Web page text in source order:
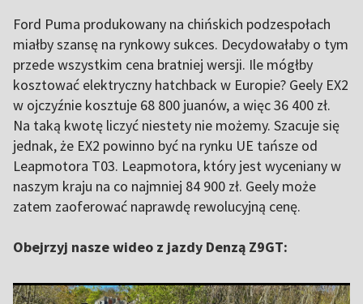
Ford Puma produkowany na chińskich podzespołach
miałby szansę na rynkowy sukces. Decydowałaby o tym
przede wszystkim cena bratniej wersji. Ile mógłby
kosztować elektryczny hatchback w Europie? Geely EX2
w ojczyźnie kosztuje 68 800 juanów, a więc 36 400 zł.
Na taką kwotę liczyć niestety nie możemy. Szacuje się
jednak, że EX2 powinno być na rynku UE tańsze od
Leapmotora T03. Leapmotora, który jest wyceniany w
naszym kraju na co najmniej 84 900 zł. Geely może
zatem zaoferować naprawdę rewolucyjną cenę.
Obejrzyj nasze wideo z jazdy Denzą Z9GT: